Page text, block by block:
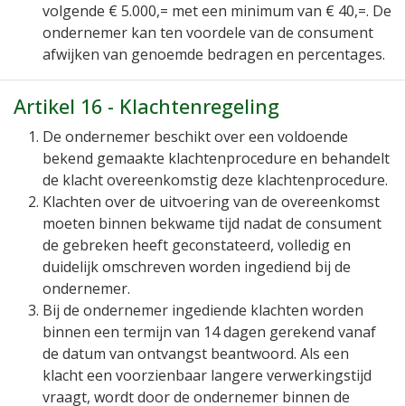
volgende € 5.000,= met een minimum van € 40,=. De
ondernemer kan ten voordele van de consument
afwijken van genoemde bedragen en percentages.
Artikel 16 - Klachtenregeling
De ondernemer beschikt over een voldoende
bekend gemaakte klachtenprocedure en behandelt
de klacht overeenkomstig deze klachtenprocedure.
Klachten over de uitvoering van de overeenkomst
moeten binnen bekwame tijd nadat de consument
de gebreken heeft geconstateerd, volledig en
duidelijk omschreven worden ingediend bij de
ondernemer.
Bij de ondernemer ingediende klachten worden
binnen een termijn van 14 dagen gerekend vanaf
de datum van ontvangst beantwoord. Als een
klacht een voorzienbaar langere verwerkingstijd
vraagt, wordt door de ondernemer binnen de